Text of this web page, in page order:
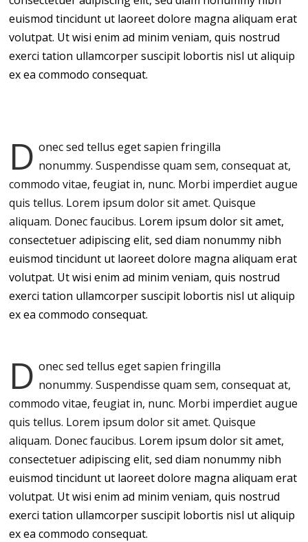
euismod tincidunt ut laoreet dolore magna aliquam erat
volutpat. Ut wisi enim ad minim veniam, quis nostrud
exerci tation ullamcorper suscipit lobortis nisl ut aliquip
ex ea commodo consequat.
D onec sed tellus eget sapien fringilla
nonummy.Suspendisse quam sem, consequat at,
commodo vitae, feugiat in, nunc. Morbi imperdiet augue
quis tellus. Lorem ipsum dolor sit amet. Quisque
aliquam. Donec faucibus. Lorem ipsum dolor sit amet,
consectetuer adipiscing elit, sed diam nonummy nibh
euismod tincidunt ut laoreet dolore magna aliquam erat
volutpat. Ut wisi enim ad minim veniam, quis nostrud
exerci tation ullamcorper suscipit lobortis nisl ut aliquip
ex ea commodo consequat.
D onec sed tellus eget sapien fringilla
nonummy.Suspendisse quam sem, consequat at,
commodo vitae, feugiat in, nunc. Morbi imperdiet augue
quis tellus. Lorem ipsum dolor sit amet. Quisque
aliquam. Donec faucibus. Lorem ipsum dolor sit amet,
consectetuer adipiscing elit, sed diam nonummy nibh
euismod tincidunt ut laoreet dolore magna aliquam erat
volutpat. Ut wisi enim ad minim veniam, quis nostrud
exerci tation ullamcorper suscipit lobortis nisl ut aliquip
ex ea commodo consequat.